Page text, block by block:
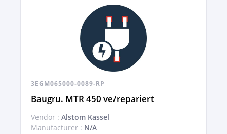
3EGM065000-0089-RP
Baugru. MTR 450 ve/repariert
Vendor : Alstom Kassel
Manufacturer : N/A